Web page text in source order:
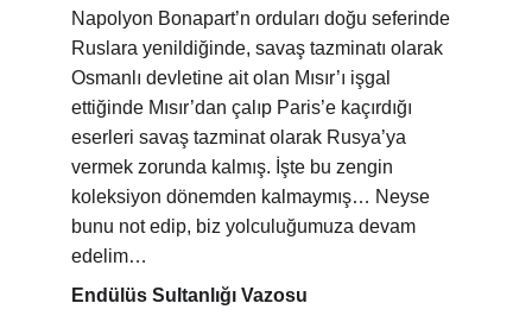
Napolyon Bonapart’n orduları doğu seferinde
Ruslara yenildiğinde, savaş tazminatı olarak
Osmanlı devletine ait olan Mısır’ı işgal
ettiğinde Mısır’dan çalıp Paris’e kaçırdığı
eserleri savaş tazminat olarak Rusya’ya
vermek zorunda kalmış. İşte bu zengin
koleksiyon dönemden kalmaymış… Neyse
bunu not edip, biz yolculuğumuza devam
edelim…
Endülüs Sultanlığı Vazosu